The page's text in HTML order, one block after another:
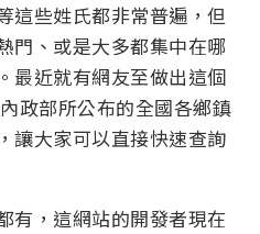
這些姓氏都非常普遍，但
門、或是大多都集中在哪
最近就有網友至做出這個
政部所公布的全國各鄉鎮
讓大家可以直接快速查詢
有，這網站的開發者現在